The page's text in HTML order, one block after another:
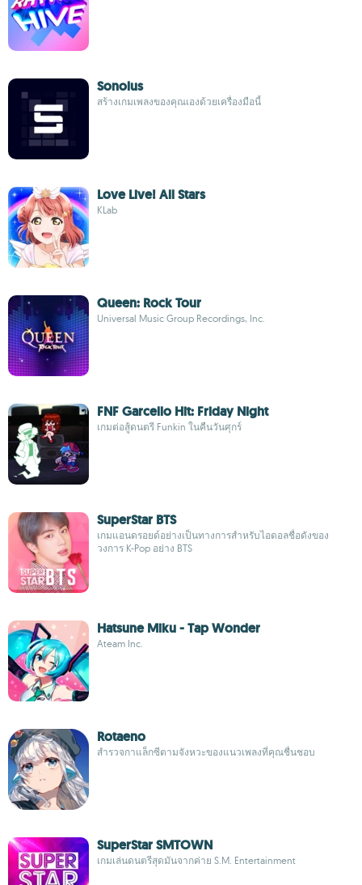
Sonolus
สร้างเกมเพลงของคุณเองด้วยเครื่องมือนี้
Love Live! All Stars
KLab
Queen: Rock Tour
Universal Music Group Recordings, Inc.
FNF Garcello Hit: Friday Night
เกมต่อสู้ดนตรี Funkin ในคืนวันศุกร์
SuperStar BTS
เกมแอนดรอยด์อย่างเป็นทางการสำหรับไอดอลชื่อดังของ
วงการ K-Pop อย่าง BTS
Hatsune Miku - Tap Wonder
Ateam Inc.
Rotaeno
สำรวจกาแล็กซีตามจังหวะของแนวเพลงที่คุณชื่นชอบ
SuperStar SMTOWN
เกมเล่นดนตรีสุดมันจากค่าย S.M. Entertainment